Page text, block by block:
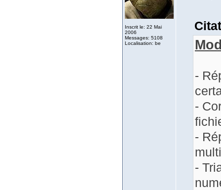
Inscrit le: 22 Mai
2006
Messages: 5108
Localisation: be
-
-
-
-